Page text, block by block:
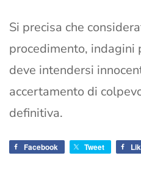
Si precisa che
procedimento, indagini
deve intendersi
accertamento di
definitiva.
Facebook Tweet